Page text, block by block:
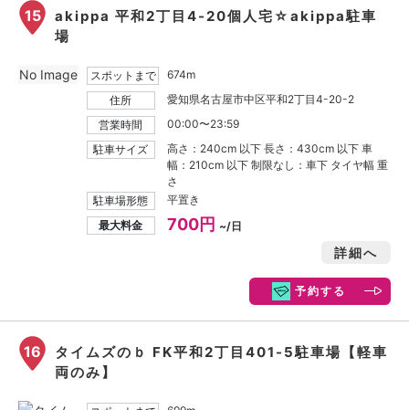
15
akippa 平和2丁目4-20個人宅☆akippa駐車
場
スポットまで
674m
住所
愛知県名古屋市中区平和2丁目4-20-2
営業時間
00:00〜23:59
駐車サイズ
高さ：240cm 以下 長さ：430cm 以下 車
幅：210cm 以下 制限なし：車下 タイヤ幅 重
さ
駐車場形態
平置き
最大料金
700円 ~/日
詳細へ
予約する
No Image
16
タイムズのｂ FK平和2丁目401-5駐車場【軽車
両のみ】